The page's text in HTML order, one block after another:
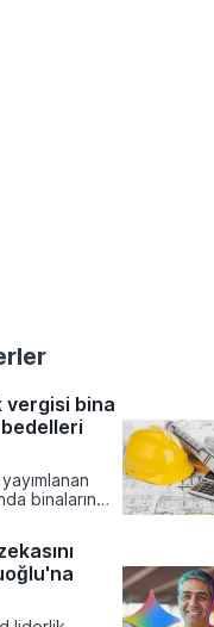
vergisi bina
binaların
okullara,